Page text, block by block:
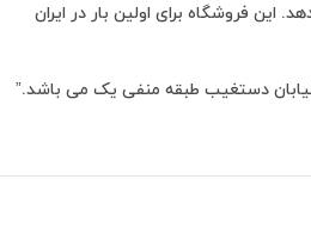
فروشگاه برای اولین بار در ایران